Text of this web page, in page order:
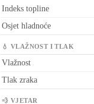
Indeks topline
Osjet hladnoće
💧 VLAŽNOST I TLAK
Vlažnost
Tlak zraka
💨 VJETAR